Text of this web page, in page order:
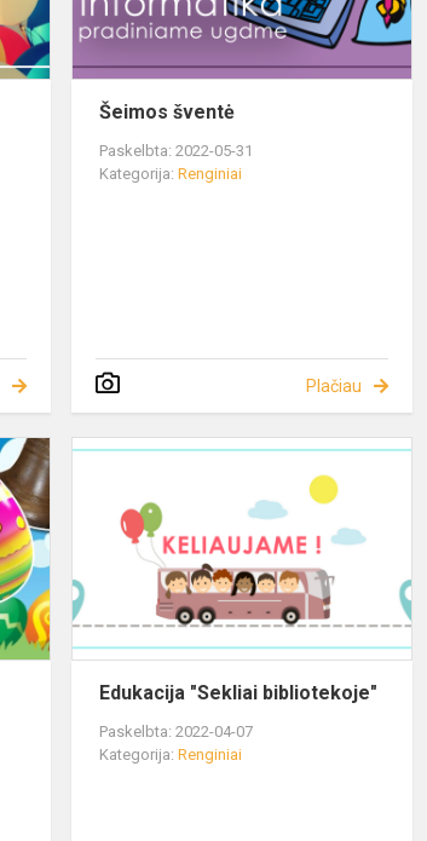
Šeimos šventė
Paskelbta: 2022-05-31
Kategorija:Renginiai
Plačiau
Edukacija "Sekliai bibliotekoje"
Paskelbta: 2022-04-07
Kategorija:Renginiai